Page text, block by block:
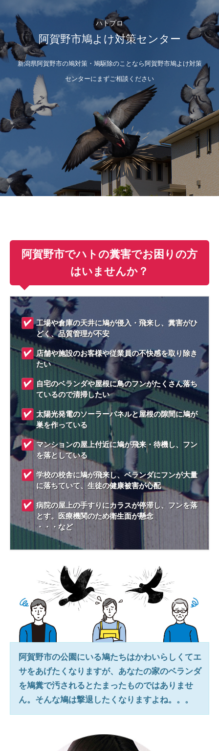
ハトプロ
阿賀野市鳩よけ対策センター
新潟県阿賀野市の鳩対策・鳩駆除のことなら阿賀野市鳩よけ対策
センターにまずご相談ください
阿賀野市でハトの糞害でお困りの方
はいませんか？
工場や倉庫の天井に鳩が侵入・飛来し、糞害がひ
どく、品質管理が不安
店舗や施設のお客様や従業員の不快感を取り除き
たい
自宅のベランダや屋根に鳥のフンがたくさん落ち
ているので清掃したい
太陽光発電のソーラーパネルと屋根の隙間に鳩が
巣を作っている
マンションの屋上付近に鳩が飛来・待機し、フン
を落としている
学校の校舎に鳩が飛来し、ベランダにフンが大量
に落ちていて、生徒の健康被害が心配
病院の屋上の手すりにカラスが停滞し、フンを落
とす。医療機関のため衛生面が懸念
・・・など
阿賀野市の公園にいる鳩たちはかわいらしくてエ
サをあげたくなりますが、あなたの家のベランダ
を鳩糞で汚されるとたまったものではありませ
ん。そんな鳩は撃退したくなりますよね。。。